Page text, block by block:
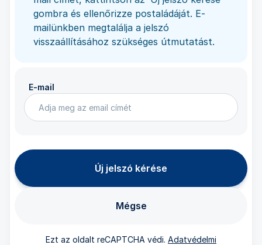
gombra és ellenőrizze postaládáját. E-
mailünkben megtalálja a jelszó
visszaállításához szükséges útmutatást.
E-mail
Új jelszó kérése
Mégse
Ezt az oldalt reCAPTCHA védi. Adatvédelmi